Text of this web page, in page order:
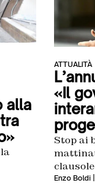
alla
ATTUALITÀ
«Il
Stop ai
Enzo Boldi|